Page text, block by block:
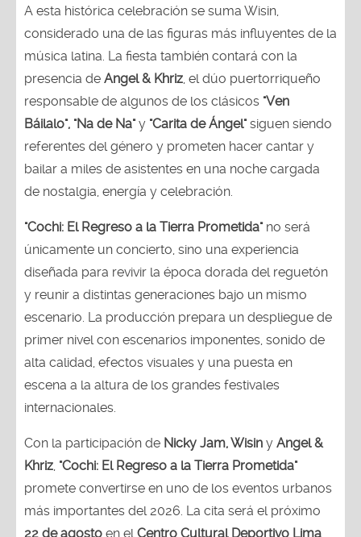
A esta histórica celebración se suma Wisin,
considerado una de las figuras más influyentes de la
música latina. La fiesta también contará con la
presencia de Angel & Khriz, el dúo puertorriqueño
responsable de algunos de los clásicos "Ven
Báilalo", "Na de Na"y "Carita de Ángel"siguen siendo
referentes del género y prometen hacer cantar y
bailar a miles de asistentes en una noche cargada
de nostalgia, energía y celebración.
"Cochi: El Regreso a la Tierra Prometida" no será
únicamente un concierto, sino una experiencia
diseñada para revivir la época dorada del reguetón
y reunir a distintas generaciones bajo un mismo
escenario. La producción prepara un despliegue de
primer nivel con escenarios imponentes, sonido de
alta calidad, efectos visuales y una puesta en
escena a la altura de los grandes festivales
internacionales.
Con la participación de Nicky Jam, Wisin y Angel &
Khriz, "Cochi: El Regreso a la Tierra Prometida"
promete convertirse en uno de los eventos urbanos
más importantes del 2026. La cita será el próximo
22 de agosto en el Centro Cultural Deportivo Lima